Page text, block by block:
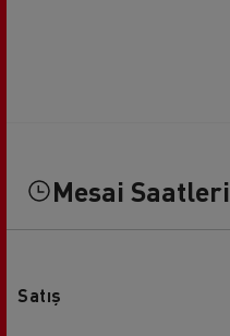
Mesai Saatleri
Satış